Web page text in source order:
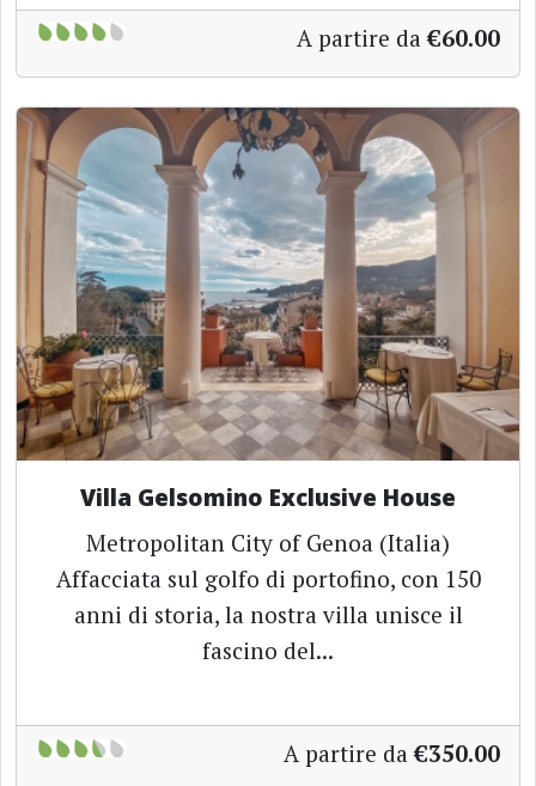
A partire da €60.00
Villa Gelsomino Exclusive House
Metropolitan City of Genoa (Italia)
Affacciata sul golfo di portofino, con 150
anni di storia, la nostra villa unisce il
fascino del...
A partire da €350.00